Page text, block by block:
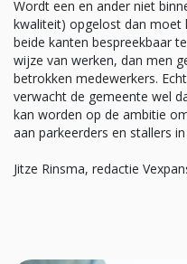
Wordt een en ander niet
kwaliteit) opgelost dan
beide kanten bespreekbaar
wijze van werken, dan men
betrokken medewerkers.
verwacht de gemeente wel
kan worden op de ambitie
aan parkeerders en stallers
Jitze Rinsma, redactie